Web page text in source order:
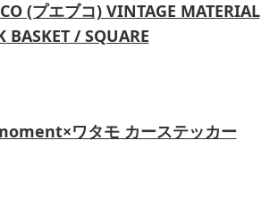
(プエブコ) VINTAGE MATERIAL
BASKET / SQUARE
ワタモ カーステッカー